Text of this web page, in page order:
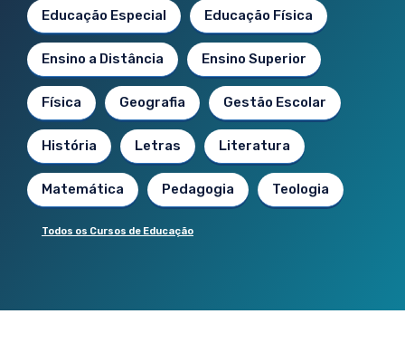
Educação Especial Educação Física
Ensino a Distância Ensino Superior
Física Geografia Gestão Escolar
História Letras Literatura
Matemática Pedagogia Teologia
Todos os Cursos de Educação